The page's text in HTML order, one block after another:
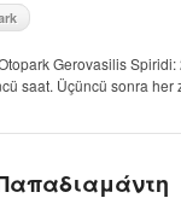
Gerovasilis
saat. Üçüncü sonra her